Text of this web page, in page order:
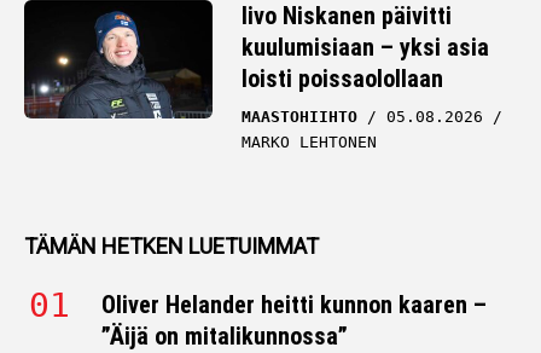
Iivo Niskanen päivitti
kuulumisiaan – yksi asia
loisti poissaolollaan
MAASTOHIIHTO
05.08.2026
MARKO LEHTONEN
TÄMÄN HETKEN LUETUIMMAT
Oliver Helander heitti kunnon kaaren –
”Äijä on mitalikunnossa”